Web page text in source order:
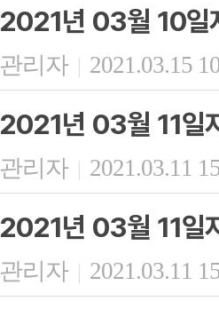
2021년 03월 10일
관리자 | 2021.03.15
2021년 03월 11일
관리자 | 2021.03.11
2021년 03월 11일
관리자 | 2021.03.11